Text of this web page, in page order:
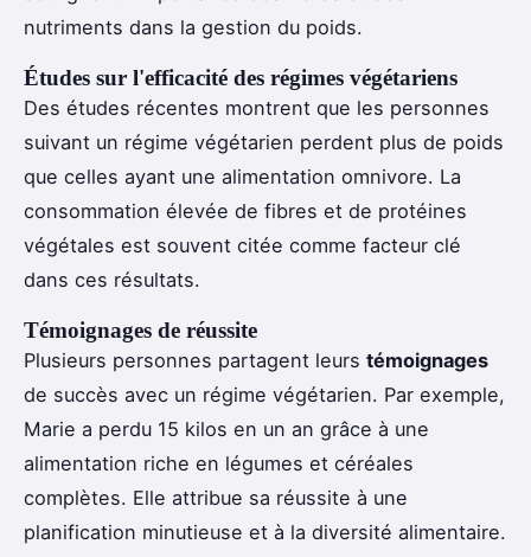
nutriments dans la gestion du poids.
Études sur l'efficacité des régimes végétariens
Des études récentes montrent que les personnes
suivant un régime végétarien perdent plus de poids
que celles ayant une alimentation omnivore. La
consommation élevée de fibres et de protéines
végétales est souvent citée comme facteur clé
dans ces résultats.
Témoignages de réussite
Plusieurs personnes partagent leurs témoignages
de succès avec un régime végétarien. Par exemple,
Marie a perdu 15 kilos en un an grâce à une
alimentation riche en légumes et céréales
complètes. Elle attribue sa réussite à une
planification minutieuse et à la diversité alimentaire.